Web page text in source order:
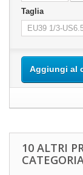
Taglia
Aggiungi al
10 ALTRI